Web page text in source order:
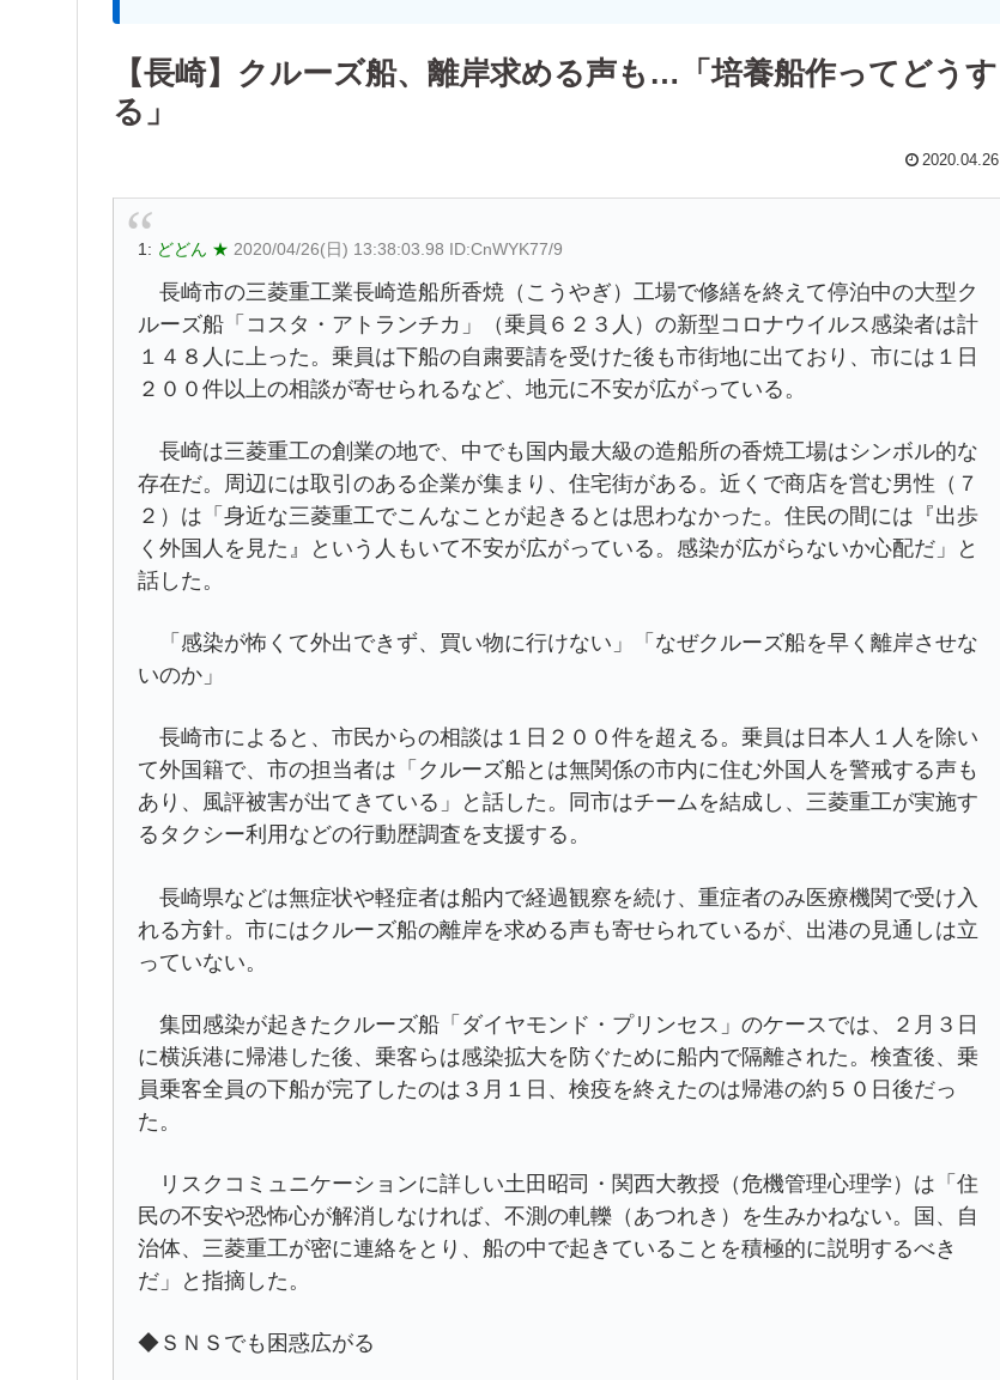
【長崎】クルーズ船、離岸求める声も…「培養船作ってどうす
る」
2020.04.26
1: どどん ★ 2020/04/26(日) 13:38:03.98 ID:CnWYK77/9
長崎市の三菱重工業長崎造船所香焼（こうやぎ）工場で修繕を終えて停泊中の大型ク
ルーズ船「コスタ・アトランチカ」（乗員６２３人）の新型コロナウイルス感染者は計
１４８人に上った。乗員は下船の自粛要請を受けた後も市街地に出ており、市には１日
２００件以上の相談が寄せられるなど、地元に不安が広がっている。
長崎は三菱重工の創業の地で、中でも国内最大級の造船所の香焼工場はシンボル的な
存在だ。周辺には取引のある企業が集まり、住宅街がある。近くで商店を営む男性（７
２）は「身近な三菱重工でこんなことが起きるとは思わなかった。住民の間には『出歩
く外国人を見た』という人もいて不安が広がっている。感染が広がらないか心配だ」と
話した。
「感染が怖くて外出できず、買い物に行けない」「なぜクルーズ船を早く離岸させな
いのか」
長崎市によると、市民からの相談は１日２００件を超える。乗員は日本人１人を除い
て外国籍で、市の担当者は「クルーズ船とは無関係の市内に住む外国人を警戒する声も
あり、風評被害が出てきている」と話した。同市はチームを結成し、三菱重工が実施す
るタクシー利用などの行動歴調査を支援する。
長崎県などは無症状や軽症者は船内で経過観察を続け、重症者のみ医療機関で受け入
れる方針。市にはクルーズ船の離岸を求める声も寄せられているが、出港の見通しは立
っていない。
集団感染が起きたクルーズ船「ダイヤモンド・プリンセス」のケースでは、２月３日
に横浜港に帰港した後、乗客らは感染拡大を防ぐために船内で隔離された。検査後、乗
員乗客全員の下船が完了したのは３月１日、検疫を終えたのは帰港の約５０日後だっ
た。
リスクコミュニケーションに詳しい土田昭司・関西大教授（危機管理心理学）は「住
民の不安や恐怖心が解消しなければ、不測の軋轢（あつれき）を生みかねない。国、自
治体、三菱重工が密に連絡をとり、船の中で起きていることを積極的に説明するべき
だ」と指摘した。
◆ＳＮＳでも困惑広がる